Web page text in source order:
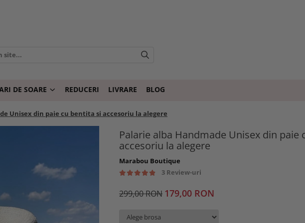
DE SOARE REDUCERI LIVRARE BLOG
Unisex din paie cu bentita si accesoriu la alegere
Palarie alba Handmade Unisex din paie
accesoriu la alegere
Marabou Boutique
3 Review-uri
299,00 RON 179,00 RON